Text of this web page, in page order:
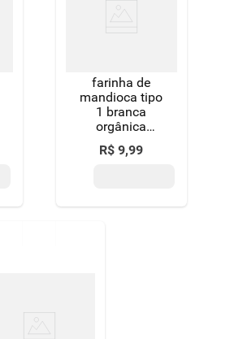
farinha de
mandioca tipo
1 branca
orgânica
organic pacote
500g
R$ 9,99